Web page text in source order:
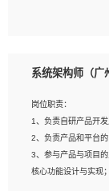
2、1年以上Golang开
与实现，熟悉常用开
4、熟悉Golang、连
跟工具使用；
5、对技术有激情，
强，良好的沟通表达
系统架构师（广
岗位职责：
1、负责自研产品开发
2、负责产品和平台的
3、参与产品与项目
核心功能设计与实现；